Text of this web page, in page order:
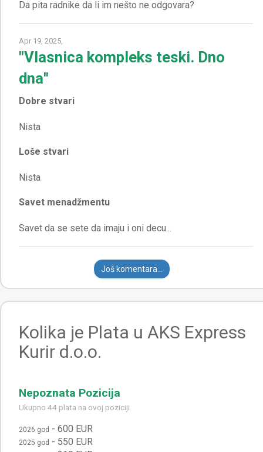
Apr 19, 2025,
"Vlasnica kompleks teski. Dno
dna"
Dobre stvari
Loše stvari
Savet menadžmentu
Još komentara...
Kolika je Plata u AKS Express
Kurir d.o.o.
Nepoznata Pozicija
Ukupno 44 plata na ovoj poziciji
2026 god - 600 EUR
2025 god - 550 EUR